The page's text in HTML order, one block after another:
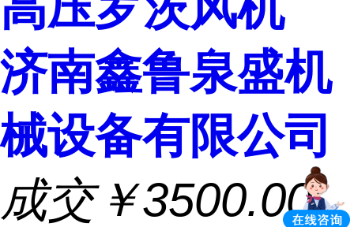
济南鑫鲁泉盛机
械设备有限公司
成交￥3500.00